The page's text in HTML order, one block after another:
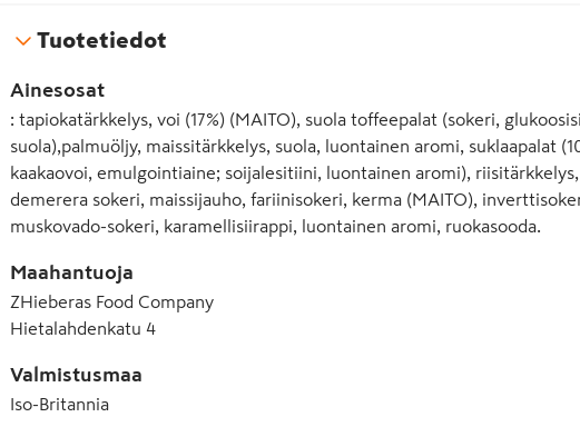
Tuotetiedot
Ainesosat
: tapiokatärkkelys, voi (17%) (MAITO), suola toffeepalat (sokeri,
suola),palmuöljy, maissitärkkelys, suola, luontainen aromi, suklaapalat
kaakaovoi, emulgointiaine; soijalesitiini, luontainen aromi),
demerera sokeri, maissijauho, fariinisokeri, kerma (MAITO),
muskovado-sokeri, karamellisiirappi, luontainen aromi, ruokasooda.
Maahantuoja
ZHieberas Food Company
Hietalahdenkatu 4
Valmistusmaa
Iso-Britannia